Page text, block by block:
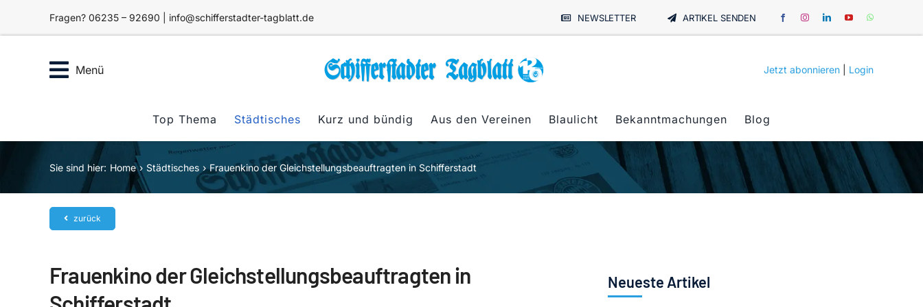
Fragen? 06235 – 92690 | info@schifferstadter-tagblatt.de NEWSLETTER ARTIKEL SENDEN
Menü Jetzt abonnieren Login
Top Thema Städtisches Kurz und bündig Aus den Vereinen Blaulicht Bekanntmachungen Blog
Sie sind hier: Home Städtisches Frauenkino der Gleichstellungsbeauftragten in Schifferstadt
zurück
Frauenkino der Gleichstellungsbeauftragten in
Neueste Artikel